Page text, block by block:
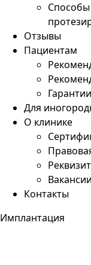
Отзывы
Пациентам
Гарантии
Для
О клинике
Вакансии
Контакты
Имплантация